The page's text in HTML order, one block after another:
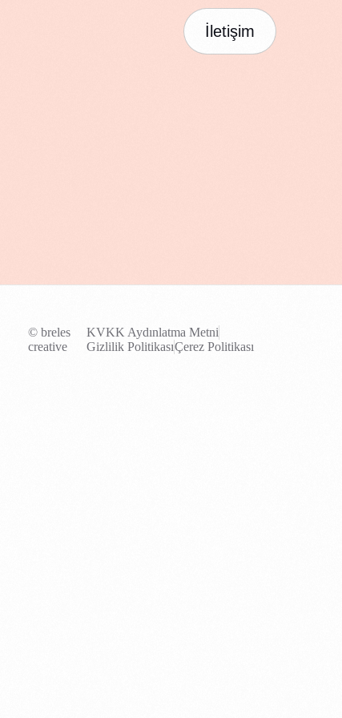
İletişim
© breles
creative
KVKK Aydınlatma Metni
Gizlilik PolitikasıÇerez Politikası